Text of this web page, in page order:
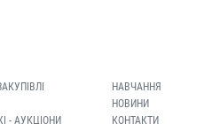
- АУКЦІОНИ
НАВЧАННЯ
НОВИНИ
КОНТАКТИ